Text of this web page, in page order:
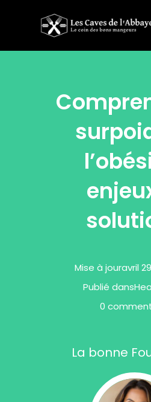
Mise à jouravril
Publié dans
0
La bonne